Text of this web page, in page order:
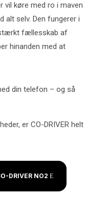
vil køre med ro i maven
alt selv. Den fungerer i
stærkt fællesskab af
hinanden med at
din telefon – og så
er CO-DRIVER helt
DRIVER NO2